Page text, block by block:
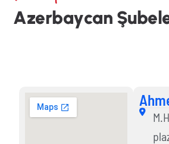
Azerbaycan Şubel